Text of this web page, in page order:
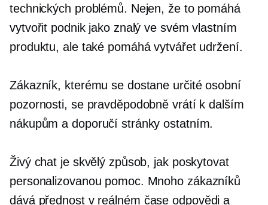
technických problémů. Nejen, že to pomáhá
vytvořit podnik jako znalý ve svém vlastním
produktu, ale také pomáhá vytvářet udržení.
Zákazník, kterému se dostane určité osobní
pozornosti, se pravděpodobně vrátí k dalším
nákupům a doporučí stránky ostatním.
Živý chat je skvělý způsob, jak poskytovat
personalizovanou pomoc. Mnoho zákazníků
dává přednost v reálném čase odpovědi a